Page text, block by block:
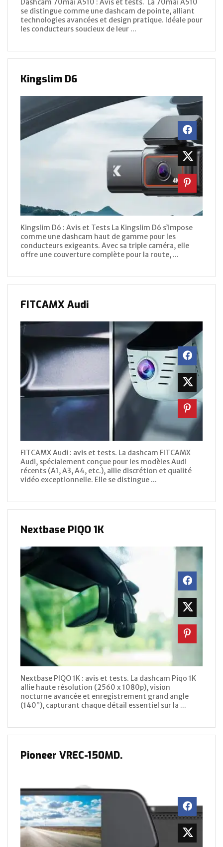
Dashcam 70mai A510 : Avis et tests. La 70mai A510
se distingue comme une dashcam de pointe, alliant
technologies avancées et design pratique. Idéale pour
les conducteurs soucieux de leur ...
Kingslim D6
Kingslim D6 : Avis et Tests La Kingslim D6 s’impose
comme une dashcam haut de gamme pour les
conducteurs exigeants. Avec sa triple caméra, elle
offre une couverture complète pour la route, ...
FITCAMX Audi
FITCAMX Audi : avis et tests. La dashcam FITCAMX
Audi, spécialement conçue pour les modèles Audi
récents (A1, A3, A4, etc.), allie discrétion et qualité
vidéo exceptionnelle. Elle se distingue ...
Nextbase PIQO 1K
Nextbase PIQO 1K : avis et tests. La dashcam Piqo 1K
allie haute résolution (2560 x 1080p), vision
nocturne avancée et enregistrement grand angle
(140°), capturant chaque détail essentiel sur la ...
Pioneer VREC-150MD.